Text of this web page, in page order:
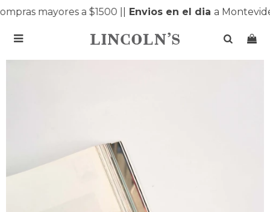
mayores a $1500 || Envios en el diaa
